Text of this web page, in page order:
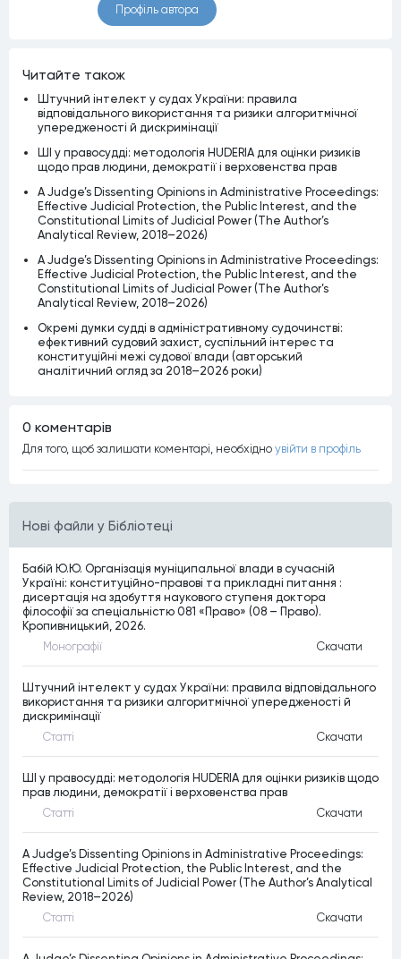
Нові файли у Бібліотеці
Бабій Ю.Ю. Організація муніципальної влади в сучасній
Україні: конституційно-правові та прикладні питання :
дисертація на здобуття наукового ступеня доктора
філософії за спеціальністю 081 «Право» (08 – Право).
Кропивницький, 2026.
Монографiї Скачати
Штучний інтелект у судах України: правила відповідального
використання та ризики алгоритмічної упередженості й
дискримінації
Статтi Скачати
ШІ у правосудді: методологія HUDERIA для оцінки ризиків щодо
прав людини, демократії і верховенства прав
Статтi Скачати
A Judge’s Dissenting Opinions in Administrative Proceedings:
Effective Judicial Protection, the Public Interest, and the
Constitutional Limits of Judicial Power (The Author’s Analytical
Review, 2018–2026)
Статтi Скачати
Профiль автора
Читайте також
Штучний інтелект у судах України: правила
відповідального використання та ризики алгоритмічної
упередженості й дискримінації
ШІ у правосудді: методологія HUDERIA для оцінки ризиків
щодо прав людини, демократії і верховенства прав
A Judge’s Dissenting Opinions in Administrative Proceedings:
Effective Judicial Protection, the Public Interest, and the
Constitutional Limits of Judicial Power (The Author’s
Analytical Review, 2018–2026)
A Judge’s Dissenting Opinions in Administrative Proceedings:
Effective Judicial Protection, the Public Interest, and the
Constitutional Limits of Judicial Power (The Author’s
Analytical Review, 2018–2026)
Окремі думки судді в адміністративному судочинстві:
ефективний судовий захист, суспільний інтерес та
конституційні межі судової влади (авторський
аналітичний огляд за 2018–2026 роки)
0 коментарiв
Для того, щоб залишати коментарi, необхiдно увiйти в профiль